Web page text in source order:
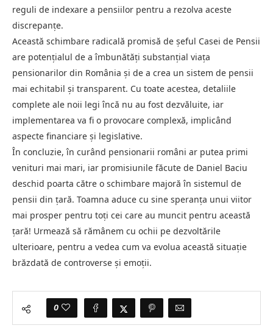
reguli de indexare a pensiilor pentru a rezolva aceste
discrepanțe.
Această schimbare radicală promisă de șeful Casei de Pensii
are potențialul de a îmbunătăți substanțial viața
pensionarilor din România și de a crea un sistem de pensii
mai echitabil și transparent. Cu toate acestea, detaliile
complete ale noii legi încă nu au fost dezvăluite, iar
implementarea va fi o provocare complexă, implicând
aspecte financiare și legislative.
În concluzie, în curând pensionarii români ar putea primi
venituri mai mari, iar promisiunile făcute de Daniel Baciu
deschid poarta către o schimbare majoră în sistemul de
pensii din țară. Toamna aduce cu sine speranța unui viitor
mai prosper pentru toți cei care au muncit pentru această
țară! Urmează să rămânem cu ochii pe dezvoltările
ulterioare, pentru a vedea cum va evolua această situație
brăzdată de controverse și emoții.
0